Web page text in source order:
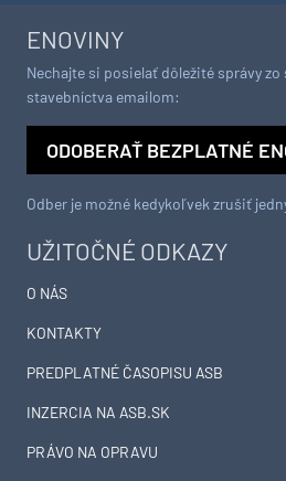
UŽITOČNÉ ODKAZY
O NÁS
KONTAKTY
PREDPLATNÉ ČASOPISU ASB
INZERCIA NA ASB.SK
PRÁVO NA OPRAVU
ENOVINY
Nechajte si posielať dôležité správy
stavebníctva emailom:
ODOBERAŤ BEZPLATNÉ
Odber je možné kedykoľvek zrušiť